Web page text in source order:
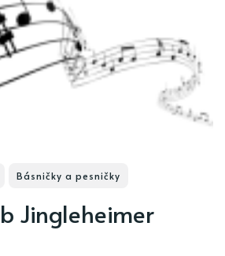
Básničky a pesničky
Jingleheimer